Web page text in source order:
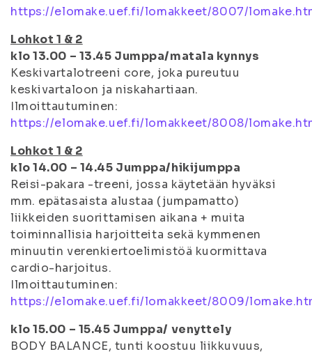
https://elomake.uef.fi/lomakkeet/8007/
Lohkot 1 & 2
klo 13.00 – 13.45 Jumppa/matala kynnys
Keskivartalotreeni core, joka pureutuu
keskivartaloon ja niskahartiaan.
Ilmoittautuminen:
https://elomake.uef.fi/lomakkeet/8008/
Lohkot 1 & 2
klo 14.00 – 14.45 Jumppa/hikijumppa
Reisi-pakara -treeni, jossa käytetään hyväksi
mm. epätasaista alustaa (jumpamatto)
liikkeiden suorittamisen aikana + muita
toiminnallisia harjoitteita sekä kymmenen
minuutin verenkiertoelimistöä kuormittava
cardio-harjoitus.
Ilmoittautuminen:
https://elomake.uef.fi/lomakkeet/8009/
klo 15.00 – 15.45 Jumppa/ venyttely
BODY BALANCE, tunti koostuu liikkuvuus,